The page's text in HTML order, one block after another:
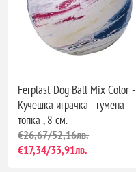
Ferplast Dog Ball Mix Color -
Кучешка играчка - гумена
топка , 8 см.
€26,67/52,16лв.
€17,34/33,91лв.